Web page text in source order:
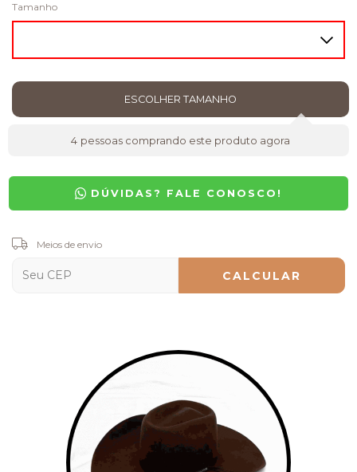
Tamanho
4 pessoas comprando este produto agora
DÚVIDAS? FALE CONOSCO!
Entregas para o CEP:
Meios de envio
CALCULAR